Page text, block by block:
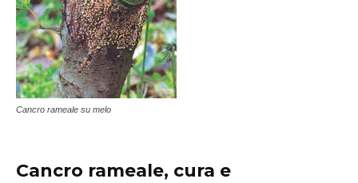
Cancro rameale su melo
Cancro rameale, cura e